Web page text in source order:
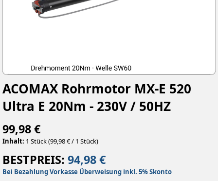
ACOMAX Rohrmotor MX-E 520
Ultra E 20Nm - 230V / 50HZ
99,98 €
Inhalt: 1 Stück (99,98 € / 1 Stück)
BESTPREIS: 94,98 €
Bei Bezahlung Vorkasse Überweisung inkl. 5% Skonto